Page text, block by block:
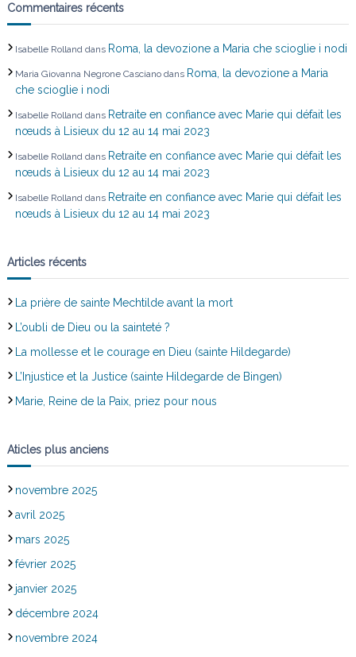
Commentaires récents
Isabelle Rolland dans Roma, la devozione a Maria che scioglie i nodi
Maria Giovanna Negrone Cascianodans Roma, la devozione a Maria
che scioglie i nodi
Isabelle Rolland dans Retraite en confiance avec Marie qui défait les
nœuds à Lisieux du 12 au 14 mai 2023
Isabelle Rolland dans Retraite en confiance avec Marie qui défait les
nœuds à Lisieux du 12 au 14 mai 2023
Isabelle Rolland dans Retraite en confiance avec Marie qui défait les
nœuds à Lisieux du 12 au 14 mai 2023
Articles récents
La prière de sainte Mechtilde avant la mort
L’oubli de Dieu ou la sainteté ?
La mollesse et le courage en Dieu (sainte Hildegarde)
L’Injustice et la Justice (sainte Hildegarde de Bingen)
Marie, Reine de la Paix, priez pour nous
Aticles plus anciens
novembre 2025
avril 2025
mars 2025
février 2025
janvier 2025
décembre 2024
novembre 2024